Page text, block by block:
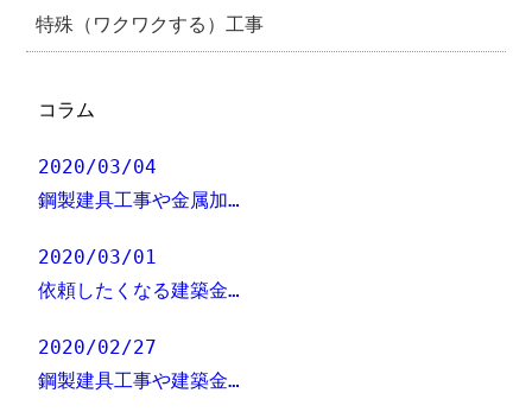
特殊（ワクワクする）工事
コラム
2020/03/04
鋼製建具工事や金属加…
2020/03/01
依頼したくなる建築金…
2020/02/27
鋼製建具工事や建築金…